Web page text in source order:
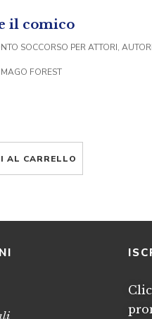
il comico
SOCCORSO PER ATTORI, AUTORI
FOREST
AL CARRELLO